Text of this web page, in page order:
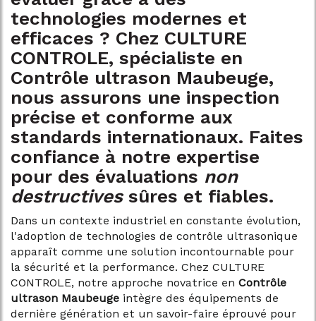
technologies modernes et
efficaces ? Chez CULTURE
CONTROLE, spécialiste en
Contrôle ultrason Maubeuge,
nous assurons une inspection
précise et conforme aux
standards internationaux. Faites
confiance à notre expertise
pour des évaluations non
destructivessûres et fiables.
Dans un contexte industriel en constante évolution,
l'adoption de technologies de contrôle ultrasonique
apparaît comme une solution incontournable pour
la sécurité et la performance. Chez CULTURE
CONTROLE, notre approche novatrice en Contrôle
ultrason Maubeuge intègre des équipements de
dernière génération et un savoir-faire éprouvé pour